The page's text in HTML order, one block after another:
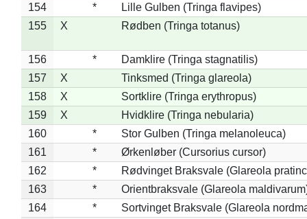
154
*
Lille Gulben (Tringa flavipes)
155
X Rødben (Tringa totanus)
156 *
Damklire (Tringa stagnatilis)
157
X
Tinksmed (Tringa glareola)
158
X
Sortklire (Tringa erythropus)
159
X
Hvidklire (Tringa nebularia)
160
*
Stor Gulben (Tringa melanoleuca)
161
*
Ørkenløber (Cursorius cursor)
162
*
Rødvinget Braksvale (Glareola
163
*
Orientbraksvale (Glareola
164
*
Sortvinget Braksvale (Glareola